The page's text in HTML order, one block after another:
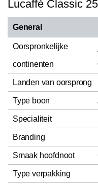
Lucaffé Classic
General
Oorspronkelijke
continenten
Landen van oorsprong
Type boon
Specialiteit
Branding
Smaak hoofdnoot
Type verpakking